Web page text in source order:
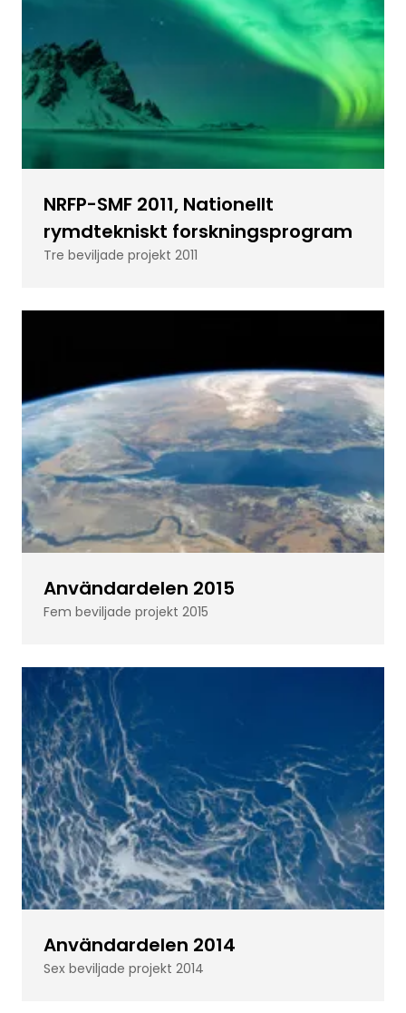
NRFP-SMF 2011, Nationellt
rymdtekniskt forskningsprogram
Tre beviljade projekt 2011
Användardelen 2015
Fem beviljade projekt 2015
Användardelen 2014
Sex beviljade projekt 2014